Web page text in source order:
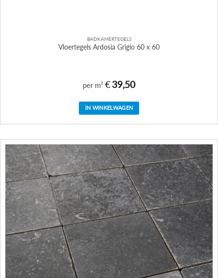
BADKAMERTEGELS
Vloertegels Ardosia Grigio 60 x 60
per m² €39,50
IN WINKELWAGEN